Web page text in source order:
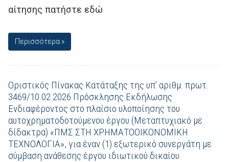
αίτησης πατήστε εδώ
Περισσότερα »
Οριστικός Πίνακας Κατάταξης της υπ’ αριθμ. πρωτ.
3469/10.02.2026 Πρόσκλησης Εκδήλωσης
Ενδιαφέροντος στο πλαίσιο υλοποίησης του
αυτοχρηματοδοτούμενου έργου (Μεταπτυχιακό με
δίδακτρα) «ΠΜΣ ΣΤΗ ΧΡΗΜΑΤΟΟΙΚΟΝΟΜΙΚΗ
ΤΕΧΝΟΛΟΓΙΑ», για έναν (1) εξωτερικό συνεργάτη με
σύμβαση ανάθεσης έργου ιδιωτικού δικαίου.